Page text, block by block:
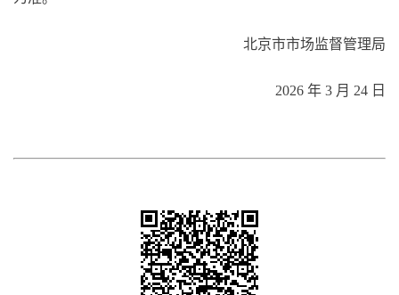
北京市市场监督管理局
2026 年 3 月 24 日